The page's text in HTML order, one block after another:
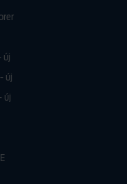
új
új
új